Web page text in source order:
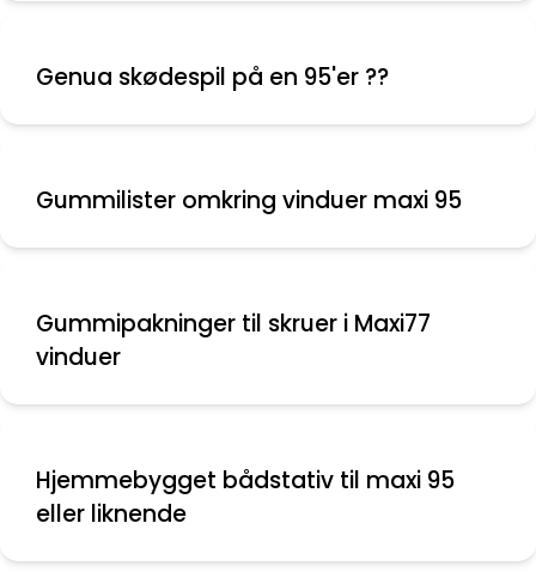
Genua skødespil på en 95'er ??
Gummilister omkring vinduer maxi 95
Gummipakninger til skruer i Maxi77
vinduer
Hjemmebygget bådstativ til maxi 95
eller liknende